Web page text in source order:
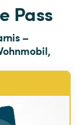
Pass
–